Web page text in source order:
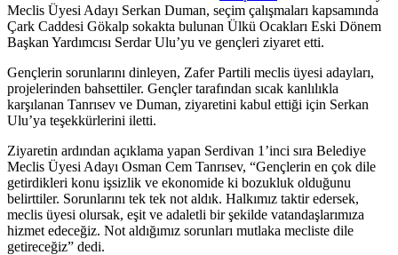
Meclis Üyesi Adayı Serkan Duman, seçim çalışmaları kapsamında
Çark Caddesi Gökalp sokakta bulunan Ülkü Ocakları Eski Dönem
Başkan Yardımcısı Serdar Ulu’yu ve gençleri ziyaret etti.
Gençlerin sorunlarını dinleyen, Zafer Partili meclis üyesi adayları,
projelerinden bahsettiler. Gençler tarafından sıcak kanlılıkla
karşılanan Tanrısev ve Duman, ziyaretini kabul ettiği için Serkan
Ulu’ya teşekkürlerini iletti.
Ziyaretin ardından açıklama yapan Serdivan 1’inci sıra Belediye
Meclis Üyesi Adayı Osman Cem Tanrısev, “Gençlerin en çok dile
getirdikleri konu işsizlik ve ekonomide ki bozukluk olduğunu
belirttiler. Sorunlarını tek tek not aldık. Halkımız taktir edersek,
meclis üyesi olursak, eşit ve adaletli bir şekilde vatandaşlarımıza
hizmet edeceğiz. Not aldığımız sorunları mutlaka mecliste dile
getireceğiz” dedi.